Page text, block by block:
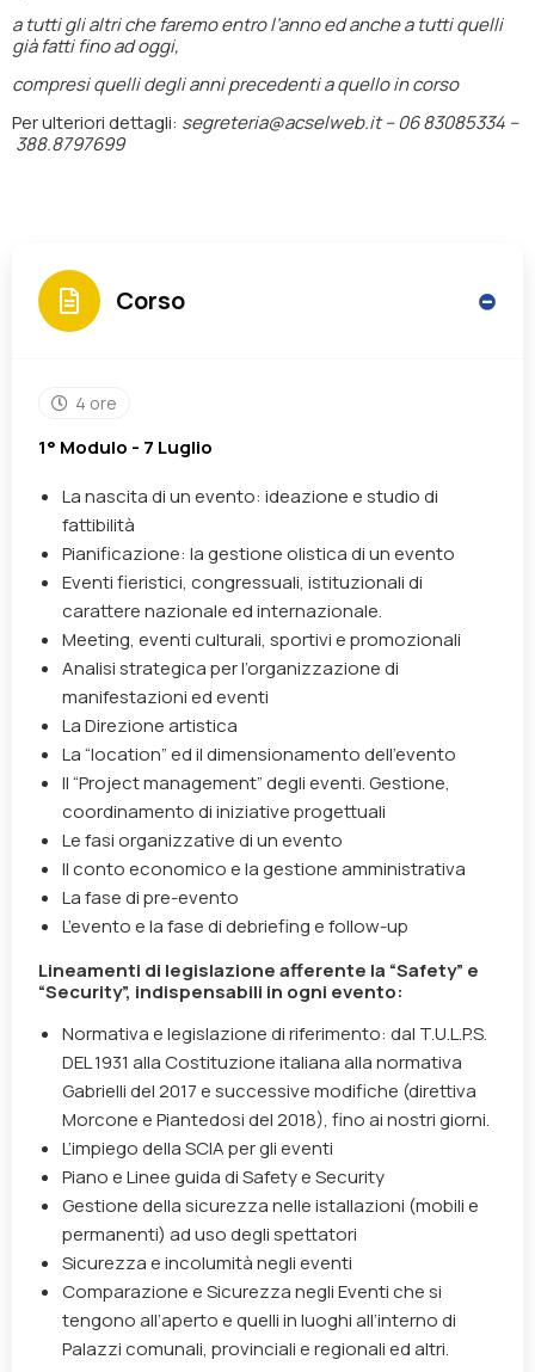
a tutti gli altri che faremo entro l’anno ed anche a tutti quelli
già fatti fino ad oggi,
compresi quelli degli anni precedenti a quello in corso
Per ulteriori dettagli: segreteria@acselweb.it –06 83085334 –
388.8797699
Corso
4 ore
1° Modulo - 7 Luglio
La nascita di un evento: ideazione e studio di
fattibilità
Pianificazione: la gestione olistica di un evento
Eventi fieristici, congressuali, istituzionali di
carattere nazionale ed internazionale.
Meeting, eventi culturali, sportivi e promozionali
Analisi strategica per l’organizzazione di
manifestazioni ed eventi
La Direzione artistica
La “location” ed il dimensionamento dell’evento
Il “Project management” degli eventi. Gestione,
coordinamento di iniziative progettuali
Le fasi organizzative di un evento
Il conto economico e la gestione amministrativa
La fase di pre-evento
L’evento e la fase di debriefing e follow-up
Lineamenti di legislazione afferente la “Safety” e
“Security”, indispensabili in ogni evento:
Normativa e legislazione di riferimento: dal T.U.L.P.S.
DEL 1931 alla Costituzione italiana alla normativa
Gabrielli del 2017 e successive modifiche (direttiva
Morcone e Piantedosi del 2018), fino ai nostri giorni.
L’impiego della SCIA per gli eventi
Piano e Linee guida di Safety e Security
Gestione della sicurezza nelle istallazioni (mobili e
permanenti) ad uso degli spettatori
Sicurezza e incolumità negli eventi
Comparazione e Sicurezza negli Eventi che si
tengono all’aperto e quelli in luoghi all’interno di
Palazzi comunali, provinciali e regionali ed altri.